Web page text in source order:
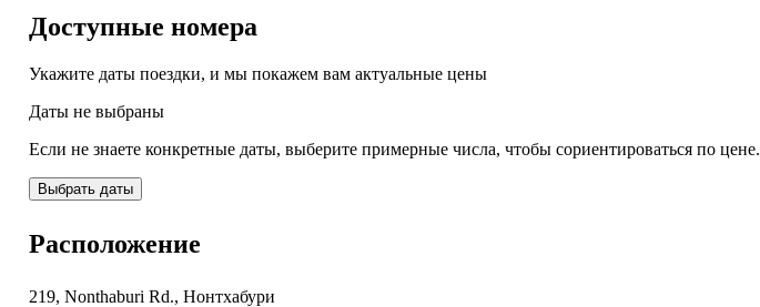
Доступные номера
Укажите даты поездки, и мы покажем вам актуальные цены
Даты не выбраны
Если не знаете конкретные даты, выберите примерные числа, чтобы сориентироваться по цене.
Выбрать даты
Расположение
219, Nonthaburi Rd., Нонтхабури